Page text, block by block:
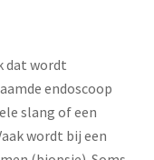
dat wordt
endoscoop
slang of een
wordt bij een